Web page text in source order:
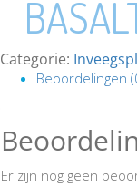
Categorie:
Beoordelingen
Er zijn nog geen